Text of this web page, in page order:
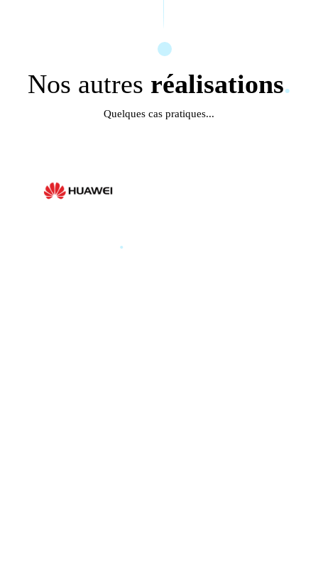
Nos autres réalisations.
Quelques cas pratiques...
.